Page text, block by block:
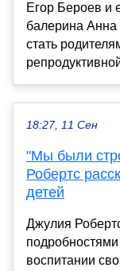
Егор Бероев и
балерина Анна
стать
18:27, 11 Сен
"Мы были
Робертс
детей
Джулия
воспитании